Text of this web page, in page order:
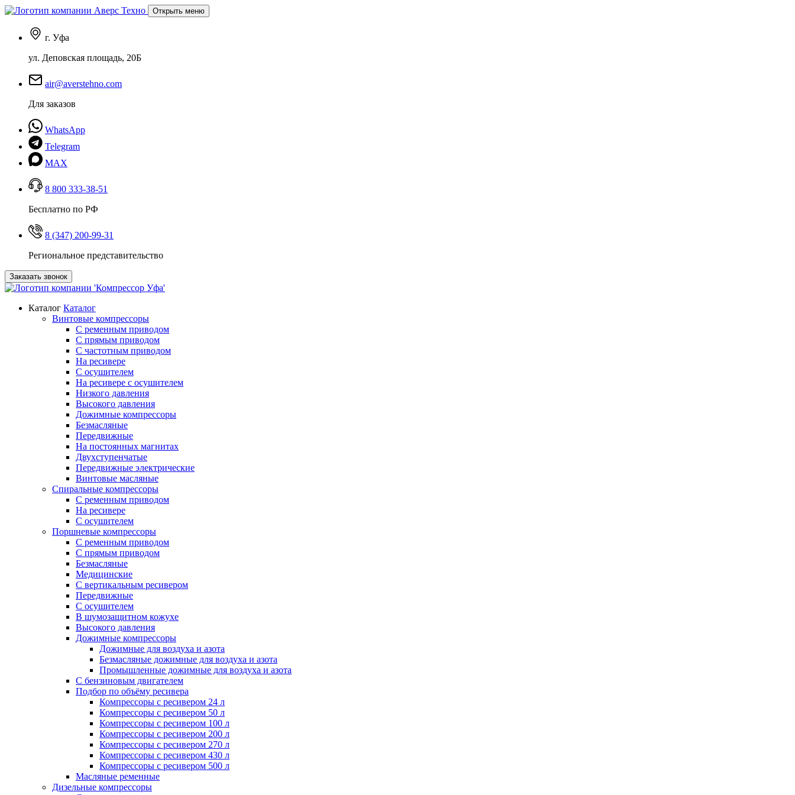
Открыть меню
г. Уфа
ул. Деповская площадь, 20Б
air@averstehno.com
Для заказов
WhatsApp
Telegram
MAX
8 800 333-38-51
Бесплатно по РФ
8 (347) 200-99-31
Региональное представительство
Заказать звонок
Каталог Каталог
Винтовые компрессоры
С ременным приводом
С прямым приводом
С частотным приводом
На ресивере
С осушителем
На ресивере с осушителем
Низкого давления
Высокого давления
Дожимные компрессоры
Безмасляные
Передвижные
На постоянных магнитах
Двухступенчатые
Передвижные электрические
Винтовые масляные
Спиральные компрессоры
С ременным приводом
На ресивере
С осушителем
Поршневые компрессоры
С ременным приводом
С прямым приводом
Безмасляные
Медицинские
С вертикальным ресивером
Передвижные
С осушителем
В шумозащитном кожухе
Высокого давления
Дожимные компрессоры
Дожимные для воздуха и азота
Безмасляные дожимные для воздуха и азота
Промышленные дожимные для воздуха и азота
С бензиновым двигателем
Подбор по объёму ресивера
Компрессоры с ресивером 24 л
Компрессоры с ресивером 50 л
Компрессоры с ресивером 100 л
Компрессоры с ресивером 200 л
Компрессоры с ресивером 270 л
Компрессоры с ресивером 430 л
Компрессоры с ресивером 500 л
Масляные ременные
Дизельные компрессоры